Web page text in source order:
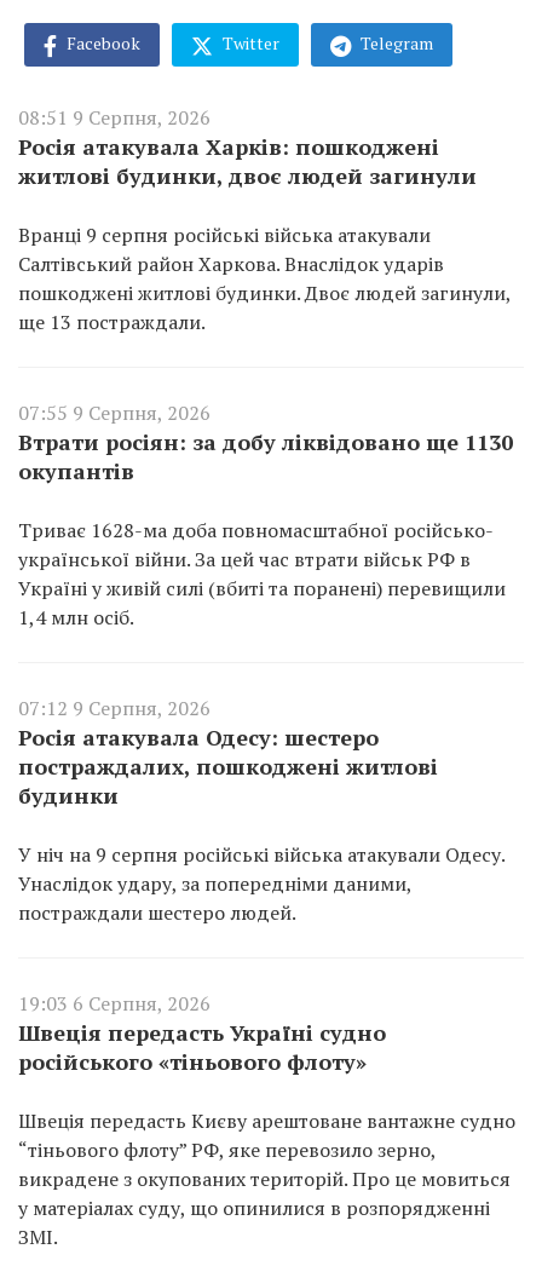
Facebook Twitter Telegram
08:51 9 Серпня, 2026
Росія атакувала Харків: пошкоджені
житлові будинки, двоє людей загинули
Вранці 9 серпня російські війська атакували
Салтівський район Харкова. Внаслідок ударів
пошкоджені житлові будинки. Двоє людей загинули,
ще 13 постраждали.
07:55 9 Серпня, 2026
Втрати росіян: за добу ліквідовано ще 1130
окупантів
Триває 1628-ма доба повномасштабної російсько-
української війни. За цей час втрати військ РФ в
Україні у живій силі (вбиті та поранені) перевищили
1,4 млн осіб.
07:12 9 Серпня, 2026
Росія атакувала Одесу: шестеро
постраждалих, пошкоджені житлові
будинки
У ніч на 9 серпня російські війська атакували Одесу.
Унаслідок удару, за попередніми даними,
постраждали шестеро людей.
19:03 6 Серпня, 2026
Швеція передасть Україні судно
російського «тіньового флоту»
Швеція передасть Києву арештоване вантажне судно
“тіньового флоту” РФ, яке перевозило зерно,
викрадене з окупованих територій. Про це мовиться
у матеріалах суду, що опинилися в розпорядженні
ЗМІ.